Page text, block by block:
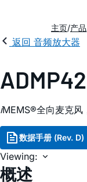
主页 产品
返回 音频放大器
iMEMS®全向麦克风
数据手册 (Rev. D)
Viewing:
概述